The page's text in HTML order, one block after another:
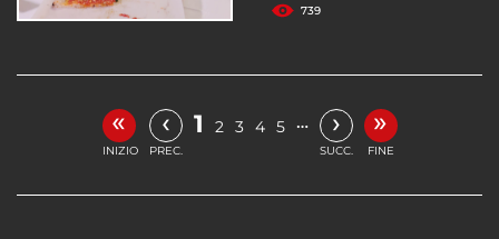
739
«
INIZIO
‹
PREC.
1 2 3 4 5 … ›
SUCC.
»
FINE